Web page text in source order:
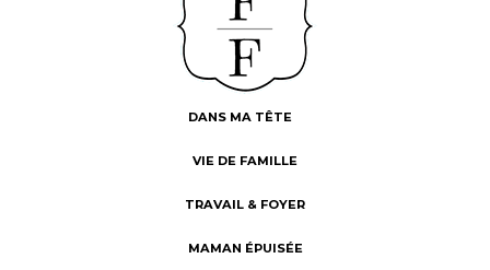
DANS MA TÊTE
VIE DE FAMILLE
TRAVAIL & FOYER
MAMAN ÉPUISÉE